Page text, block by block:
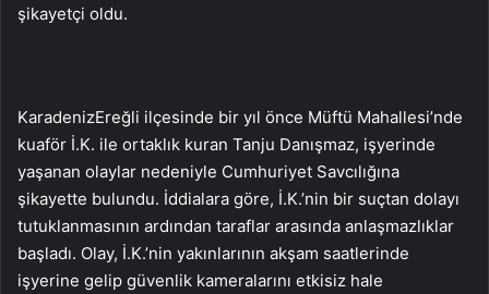
şikayetçi oldu.
KaradenizEreğli ilçesinde bir yıl önce Müftü Mahallesi’nde
kuaför İ.K. ile ortaklık kuran Tanju Danışmaz, işyerinde
yaşanan olaylar nedeniyle Cumhuriyet Savcılığına
şikayette bulundu. İddialara göre, İ.K.’nin bir suçtan dolayı
tutuklanmasının ardından taraflar arasında anlaşmazlıklar
başladı. Olay, İ.K.’nin yakınlarının akşam saatlerinde
işyerine gelip güvenlik kameralarını etkisiz hale